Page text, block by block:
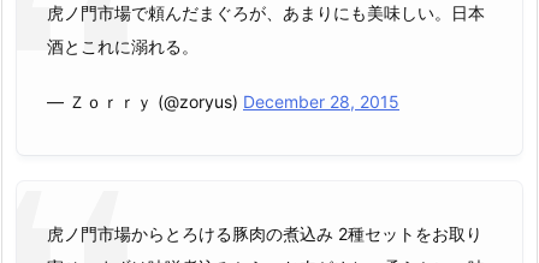
虎ノ門市場で頼んだまぐろが、あまりにも美味しい。日本
酒とこれに溺れる。
— Ｚｏｒｒｙ (@zoryus) December 28, 2015
虎ノ門市場からとろける豚肉の煮込み 2種セットをお取り